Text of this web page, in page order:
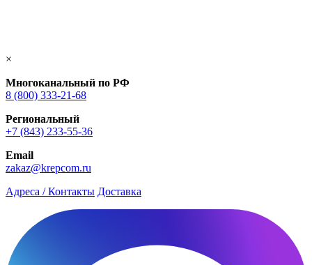
×
Многоканальный по РФ
8 (800) 333‑21-68
Региональный
+7 (843) 233-55-36
Email
zakaz@krepcom.ru
Адреса / Контакты Доставка